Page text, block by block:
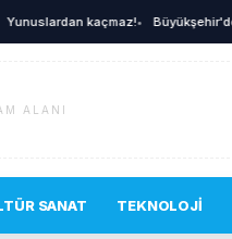
kaçmaz!• Büyükşehir'den
ALANI
SANAT TEKNOLOJI